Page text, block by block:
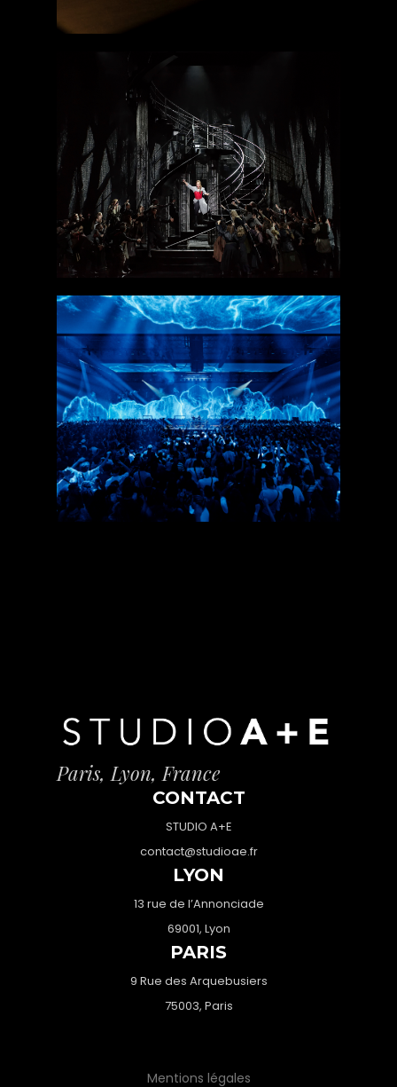
Dalibor
Cercle Odyssey
Paris, Lyon, France
CONTACT
STUDIO A+E
contact@studioae.fr
LYON
13 rue de l’Annonciade
69001, Lyon
PARIS
9 Rue des Arquebusiers
75003, Paris
Mentions légales